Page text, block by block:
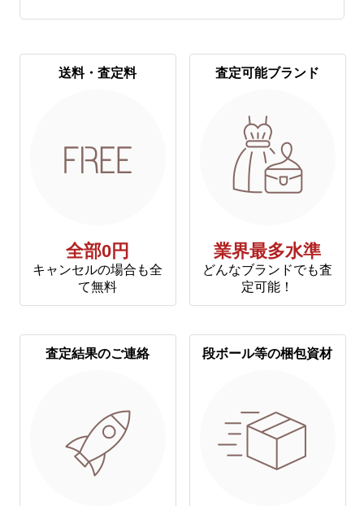
送料・査定料
全部0円
キャンセルの場合も全
て無料
査定可能ブランド
業界最多水準
どんなブランドでも査
定可能！
査定結果のご連絡 段ボール等の梱包資材